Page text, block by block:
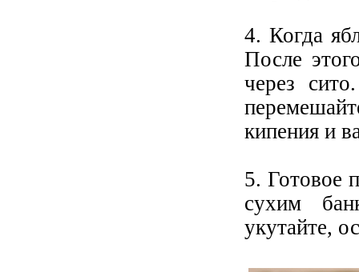
4. Когда
После
через
кипения и
5. Готовое
сухим
укутайте,